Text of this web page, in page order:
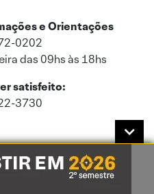
e Orientações
0202
das 09hs às 18hs
satisfeito:
3730
de acordo com a nossaPolítica de
de Privacidade.